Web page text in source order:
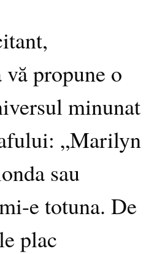
vă propune o
minunat
„Marilyn
sau
e totuna. De
plac